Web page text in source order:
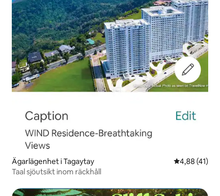
Ägarlägenhet i Tagaytay 4,88 av 5 i
4,88 (41)
Taal sjöutsikt inom räckhåll